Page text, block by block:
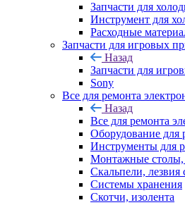
Запчасти для
Инструмент для
Расходные
Запчасти для игровых
Назад
Запчасти для
Sony
Все для ремонта
Назад
Все для ремонта
Оборудование для
Инструменты для
Монтажные столы,
Скальпели, лезвия
Системы хранения
Скотчи, изолента